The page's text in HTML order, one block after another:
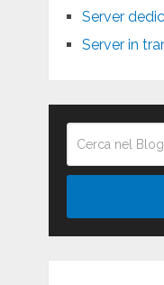
Server
Server in